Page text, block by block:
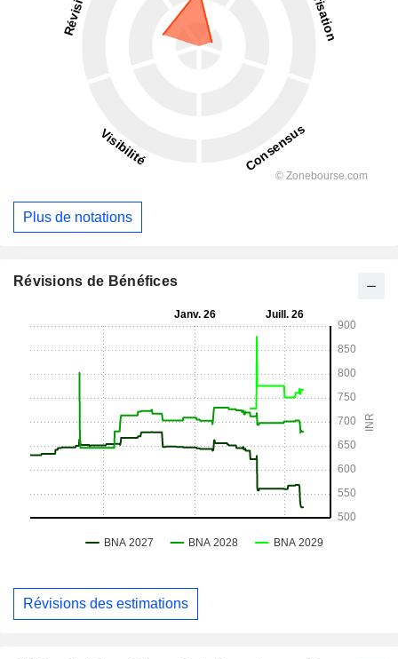
Plus de notations
Révisions de Bénéfices
Révisions des estimations